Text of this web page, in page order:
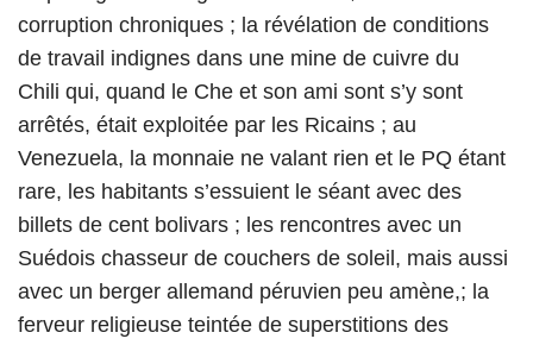
corruption chroniques ; la révélation de conditions
de travail indignes dans une mine de cuivre du
Chili qui, quand le Che et son ami sont s’y sont
arrêtés, était exploitée par les Ricains ; au
Venezuela, la monnaie ne valant rien et le PQ étant
rare, les habitants s’essuient le séant avec des
billets de cent bolivars ; les rencontres avec un
Suédois chasseur de couchers de soleil, mais aussi
avec un berger allemand péruvien peu amène,; la
ferveur religieuse teintée de superstitions des